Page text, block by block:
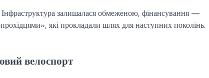
залишалася обмеженою, фінансування —
які прокладали шлях для наступних поколінь.
велоспорт